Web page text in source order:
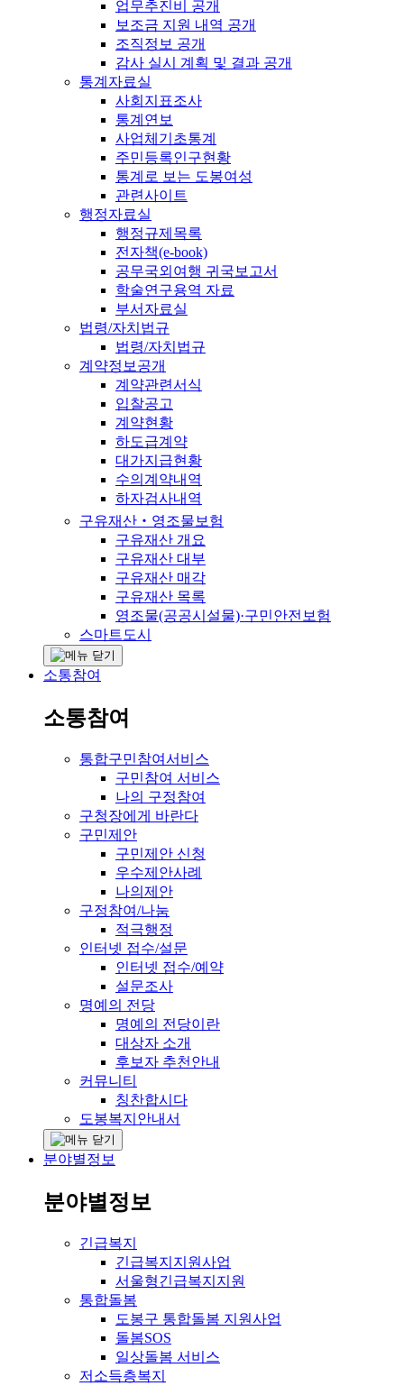
업무추진비 공개
보조금 지원 내역 공개
조직정보 공개
감사 실시 계획 및 결과 공개
통계자료실
사회지표조사
통계연보
사업체기초통계
주민등록인구현황
통계로 보는 도봉여성
관련사이트
행정자료실
행정규제목록
전자책(e-book)
공무국외여행 귀국보고서
학술연구용역 자료
부서자료실
법령/자치법규
법령/자치법규
계약정보공개
계약관련서식
입찰공고
계약현황
하도급계약
대가지급현황
수의계약내역
하자검사내역
구유재산‧영조물보험
구유재산 개요
구유재산 대부
구유재산 매각
구유재산 목록
영조물(공공시설물)·구민안전보험
스마트도시
소통참여
소통참여
통합구민참여서비스
구민참여 서비스
나의 구정참여
구청장에게 바란다
구민제안
구민제안 신청
우수제안사례
나의제안
구정참여/나눔
적극행정
인터넷 접수/설문
인터넷 접수/예약
설문조사
명예의 전당
명예의 전당이란
대상자 소개
후보자 추천안내
커뮤니티
칭찬합시다
도봉복지안내서
분야별정보
분야별정보
긴급복지
긴급복지지원사업
서울형긴급복지지원
통합돌봄
도봉구 통합돌봄 지원사업
돌봄SOS
일상돌봄 서비스
저소득층복지